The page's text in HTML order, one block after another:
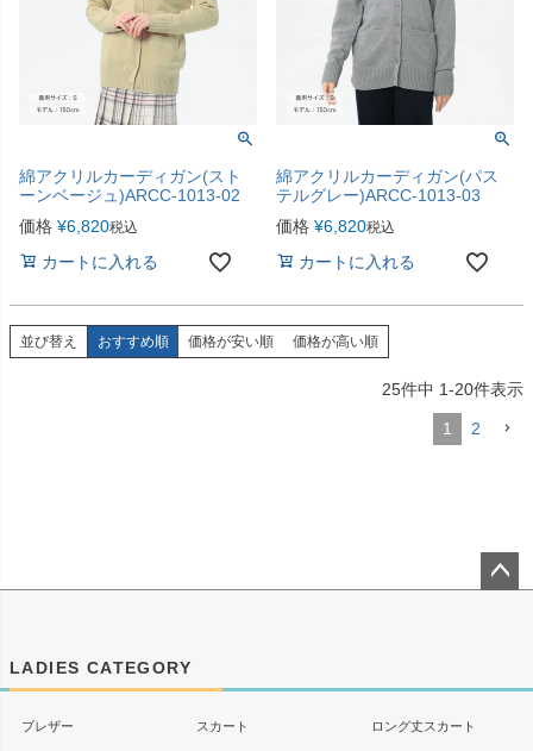
綿アクリルカーディガン(スト
ーンベージュ)ARCC-1013-02
価格 ¥6,820税込
カートに入れる
綿アクリルカーディガン(パス
テルグレー)ARCC-1013-03
価格 ¥6,820税込
カートに入れる
並び替え おすすめ順 価格が安い順 価格が高い順
25件中 1-20件表示
1 2
LADIES CATEGORY
ブレザー スカート ロング丈スカート